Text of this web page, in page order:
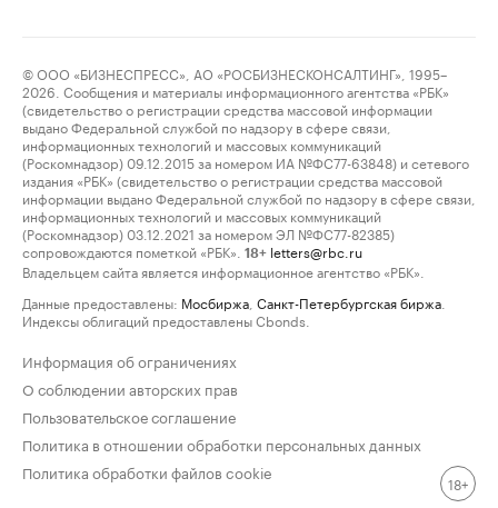
© ООО «БИЗНЕСПРЕСС», АО «РОСБИЗНЕСКОНСАЛТИНГ», 1995–
2026. Сообщения и материалы информационного агентства «РБК»
(свидетельство о регистрации средства массовой информации
выдано Федеральной службой по надзору в сфере связи,
информационных технологий и массовых коммуникаций
(Роскомнадзор) 09.12.2015 за номером ИА №ФС77-63848) и сетевого
издания «РБК» (свидетельство о регистрации средства массовой
информации выдано Федеральной службой по надзору в сфере связи,
информационных технологий и массовых коммуникаций
(Роскомнадзор) 03.12.2021 за номером ЭЛ №ФС77-82385)
сопровождаются пометкой «РБК».
18+ letters@rbc.ru
Владельцем сайта является информационное агентство «РБК».
Данные предоставлены: Мосбиржа Санкт-Петербургская биржа
Индексы облигаций предоставлены Cbonds.
Информация об ограничениях
О соблюдении авторских прав
Пользовательское соглашение
Политика в отношении обработки персональных данных
Политика обработки файлов cookie
18+